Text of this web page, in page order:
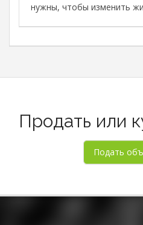
нужны, чтобы изменить
Продать или